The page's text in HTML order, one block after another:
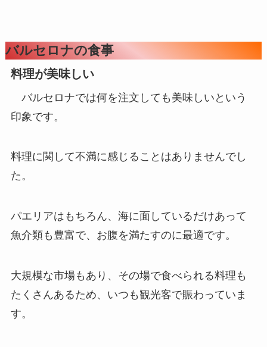
バルセロナの食事
料理が美味しい
バルセロナでは何を注文しても美味しいという
印象です。
料理に関して不満に感じることはありませんでし
た。
パエリアはもちろん、海に面しているだけあって
魚介類も豊富で、お腹を満たすのに最適です。
大規模な市場もあり、その場で食べられる料理も
たくさんあるため、いつも観光客で賑わっていま
す。